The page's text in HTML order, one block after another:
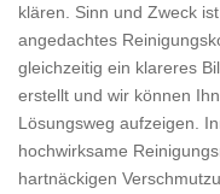
klären. Sinn und Zweck
angedachtes
gleichzeitig ein klareres
erstellt und wir können
Lösungsweg aufzeigen.
hochwirksame
hartnäckigen